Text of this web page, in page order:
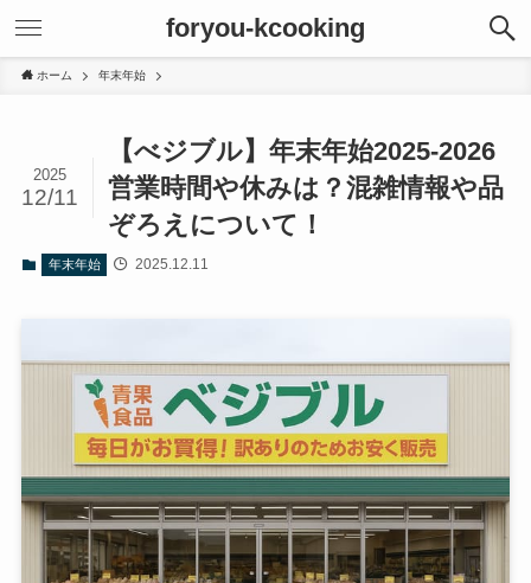
foryou-kcooking
ホーム 年末年始
【べジブル】年末年始2025-2026
営業時間や休みは？混雑情報や品
ぞろえについて！
2025
12/11
年末年始 2025.12.11